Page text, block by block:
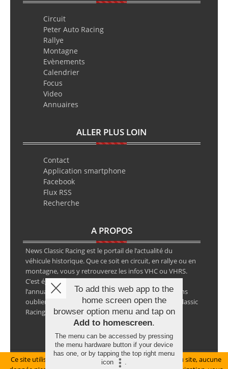
Circuit
Peter Auto Racing
Rallye
Montagne
Evènements
Calendrier
Focus
Video
Annuaires
ALLER PLUS LOIN
Contact
Application smartphone
Facebook
Flux RSS
Recherche
A PROPOS
News Classic Racing est le portail de l’actualité du
véhicule historique. Que ce soit en circuit, en rallye ou en
montagne, vous y retrouverez les infos VHC ou VHRS.
C’est également le calendrier des épreuves ainsi que
l’annuaire des spécialistes de la voiture ancienne, sans
oublier les petites annonces avec notre partenaire Classic
Racing Annonces.
Mentions légales
Ce site utilise des cookies pour le bon fonctionnement du site, aucune
To add this web app to the
home screen open the
browser option menu and tap on
Add to homescreen.
The menu can be accessed by pressing
the menu hardware button if your device
has one, or by tapping the top right menu
icon
.